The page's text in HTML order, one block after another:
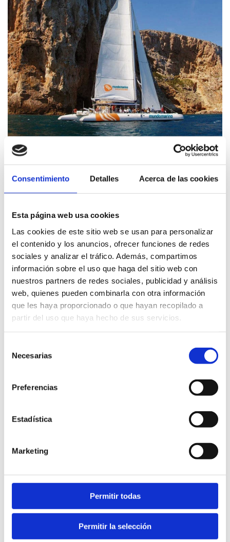
Consentimiento Detalles Acerca de las cookies
Esta página web usa cookies
Las cookies de este sitio web se usan para personalizar
el contenido y los anuncios, ofrecer funciones de redes
sociales y analizar el tráfico. Además, compartimos
información sobre el uso que haga del sitio web con
nuestros partners de redes sociales, publicidad y análisis
web, quienes pueden combinarla con otra información
que les haya proporcionado o que hayan recopilado a
partir del uso que haya hecho de sus servicios.
Necesarias
Preferencias
Estadística
Marketing
Permitir todas
Permitir la selección
Mundo Marino